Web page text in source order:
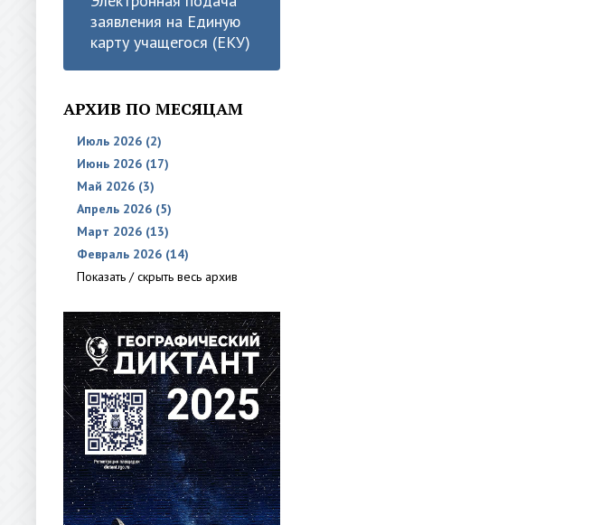
заявления на Единую
карту учащегося (ЕКУ)
АРХИВ ПО МЕСЯЦАМ
Июль 2026 (2)
Июнь 2026 (17)
Май 2026 (3)
Апрель 2026 (5)
Март 2026 (13)
Февраль 2026 (14)
Показать / скрыть весь архив